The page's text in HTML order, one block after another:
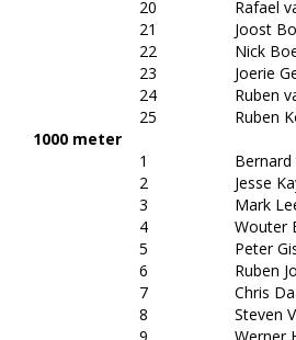
20 Rafael
21
Joost
22
Nick
23
Joerie
24
Ruben
25
Ruben
1000 meter
1
2
Jesse
3
Mark
4
Wouter
5
Peter
6
Ruben
7
Chris
8
Steven